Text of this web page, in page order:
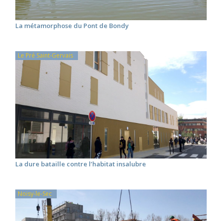
La métamorphose du Pont de Bondy
Le Pré Saint-Gervais
La dure bataille contre l’habitat insalubre
Noisy-le-Sec